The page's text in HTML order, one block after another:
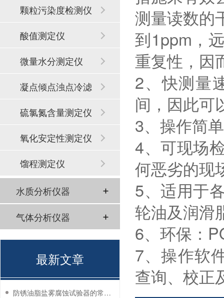
测量读数的
到1ppm，
重复性，因
2、快测量
间，因此可
3、操作简
4、可现场
何恶劣的现
5、适用于
轮油及润滑
6、环保：
7、操作软
查询、校正
颗粒污染度检测仪
酸值测定仪
微量水分测定仪
凝点倾点浊点冷滤
点
硫氯氮含量测定仪
氧化安定性测定仪
馏程测定仪
水质分析仪器
气体分析仪器
最新文章
防锈油脂盐雾腐蚀试验器的常见故障与解决方法